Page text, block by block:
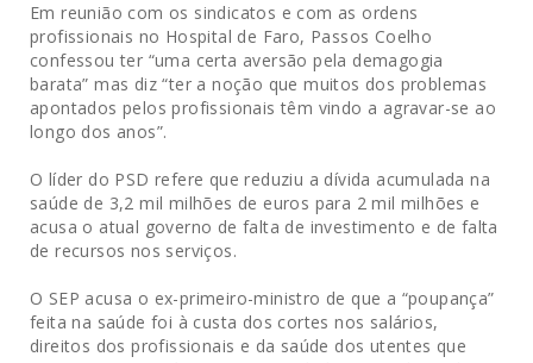
Em reunião com os sindicatos e com as ordens
profissionais no Hospital de Faro, Passos Coelho
confessou ter “uma certa aversão pela demagogia
barata” mas diz “ter a noção que muitos dos problemas
apontados pelos profissionais têm vindo a agravar-se ao
longo dos anos”.
O líder do PSD refere que reduziu a dívida acumulada na
saúde de 3,2 mil milhões de euros para 2 mil milhões e
acusa o atual governo de falta de investimento e de falta
de recursos nos serviços.
O SEP acusa o ex-primeiro-ministro de que a “poupança”
feita na saúde foi à custa dos cortes nos salários,
direitos dos profissionais e da saúde dos utentes que